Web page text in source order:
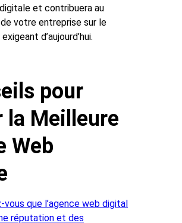
et contribuera au
votre entreprise sur le
d’aujourd’hui.
pour
la Meilleure
Web
vous que l’agence web digital
réputation et des